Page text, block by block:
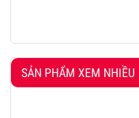
SẢN PHẨM XEM NHIỀU